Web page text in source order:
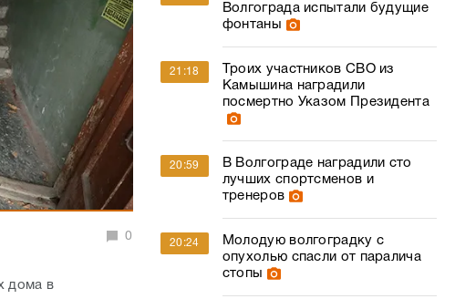
0
дома в
Волгограда испытали будущие
фонтаны
21:18
Троих участников СВО из
Камышина наградили
посмертно Указом Президента
20:59
В Волгограде наградили сто
лучших спортсменов и
тренеров
20:24
Молодую волгоградку с
опухолью спасли от паралича
стопы